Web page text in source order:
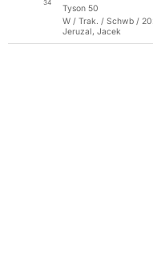
34
Tyson 50
W / Trak. / Schwb /
Jeruzal, Jacek